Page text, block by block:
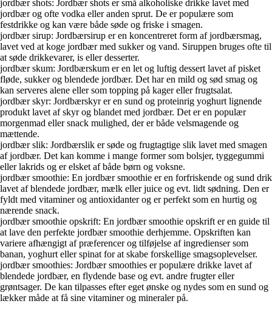
jordbær shots: Jordbær shots er små alkoholiske drikke lavet med
jordbær og ofte vodka eller anden sprut. De er populære som
festdrikke og kan være både søde og friske i smagen.
jordbær sirup: Jordbærsirup er en koncentreret form af jordbærsmag,
lavet ved at koge jordbær med sukker og vand. Siruppen bruges ofte til
at søde drikkevarer, is eller desserter.
jordbær skum: Jordbærskum er en let og luftig dessert lavet af pisket
fløde, sukker og blendede jordbær. Det har en mild og sød smag og
kan serveres alene eller som topping på kager eller frugtsalat.
jordbær skyr: Jordbærskyr er en sund og proteinrig yoghurt lignende
produkt lavet af skyr og blandet med jordbær. Det er en populær
morgenmad eller snack mulighed, der er både velsmagende og
mættende.
jordbær slik: Jordbærslik er søde og frugtagtige slik lavet med smagen
af jordbær. Det kan komme i mange former som bolsjer, tyggegummi
eller lakrids og er elsket af både børn og voksne.
jordbær smoothie: En jordbær smoothie er en forfriskende og sund drik
lavet af blendede jordbær, mælk eller juice og evt. lidt sødning. Den er
fyldt med vitaminer og antioxidanter og er perfekt som en hurtig og
nærende snack.
jordbær smoothie opskrift: En jordbær smoothie opskrift er en guide til
at lave den perfekte jordbær smoothie derhjemme. Opskriften kan
variere afhængigt af præferencer og tilføjelse af ingredienser som
banan, yoghurt eller spinat for at skabe forskellige smagsoplevelser.
jordbær smoothies: Jordbær smoothies er populære drikke lavet af
blendede jordbær, en flydende base og evt. andre frugter eller
grøntsager. De kan tilpasses efter eget ønske og nydes som en sund og
lækker måde at få sine vitaminer og mineraler på.